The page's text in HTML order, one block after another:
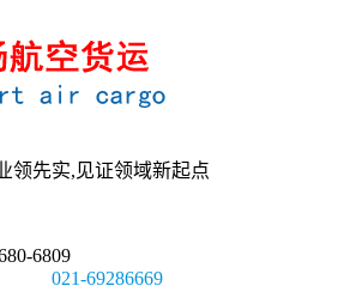
领先实,见证领域新起点
6809
021-69286669